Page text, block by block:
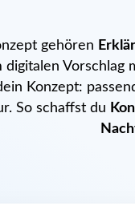
gehören
digitalen
Konzept:
So schaffst du